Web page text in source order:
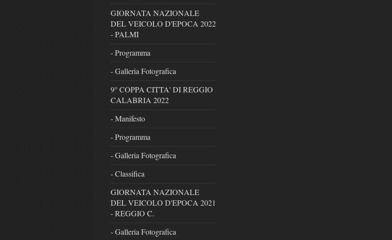
GIORNATA NAZIONALE
DEL VEICOLO D'EPOCA 2022
- PALMI
- Programma
- Galleria Fotografica
9° COPPA CITTA' DI REGGIO
CALABRIA 2022
- Manifesto
- Programma
- Galleria Fotografica
- Classifica
GIORNATA NAZIONALE
DEL VEICOLO D'EPOCA 2021
- REGGIO C.
- Galleria Fotografica